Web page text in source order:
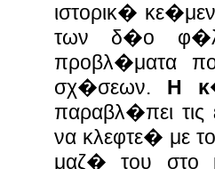
ιστορικ�
των δ�ο
προβλ�ματα
σχ�σεων. Η
παραβλ�πει
να κλεφτε� με
μαζ� του στο